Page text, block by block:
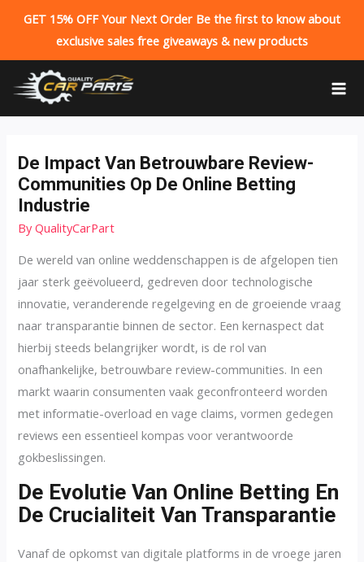
GET 15% OFF Your Next Order Be the first to know about
exclusive sales free giveaways & new products
content
De Impact Van Betrouwbare Review-
Communities Op De Online Betting
Industrie
ByQualityCarPart
De wereld van online weddenschappen is de afgelopen tien
jaar sterk geëvolueerd, gedreven door technologische
innovatie, veranderende regelgeving en de groeiende vraag
naar transparantie binnen de sector. Een kernaspect dat
hierbij steeds belangrijker wordt, is de rol van
onafhankelijke, betrouwbare review-communities. In een
markt waarin consumenten vaak geconfronteerd worden
met informatie-overload en vage claims, vormen gedegen
reviews een essentieel kompas voor verantwoorde
gokbeslissingen.
De Evolutie Van Online Betting En
De Crucialiteit Van Transparantie
Vanaf de opkomst van digitale platforms in de vroege jaren